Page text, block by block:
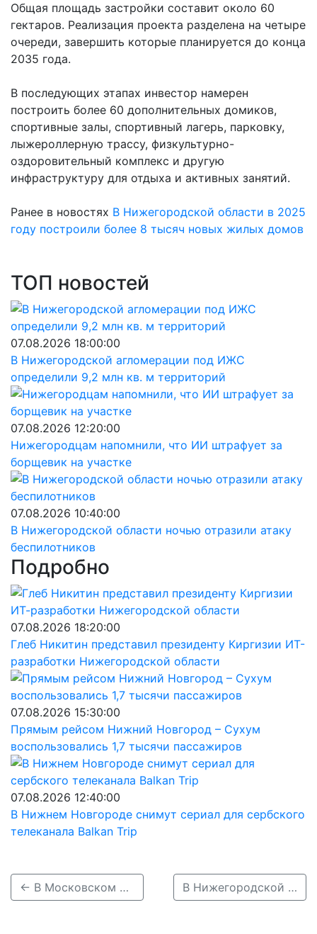
Общая площадь застройки составит около 60
гектаров. Реализация проекта разделена на четыре
очереди, завершить которые планируется до конца
2035 года.
В последующих этапах инвестор намерен
построить более 60 дополнительных домиков,
спортивные залы, спортивный лагерь, парковку,
лыжероллерную трассу, физкультурно-
оздоровительный комплекс и другую
инфраструктуру для отдыха и активных занятий.
Ранее в новостях В Нижегородской области в 2025
году построили более 8 тысяч новых жилых домов
ТОП новостей
07.08.2026 18:00:00
В Нижегородской агломерации под ИЖС
определили 9,2 млн кв. м территорий
07.08.2026 12:20:00
Нижегородцам напомнили, что ИИ штрафует за
борщевик на участке
07.08.2026 10:40:00
В Нижегородской области ночью отразили атаку
беспилотников
Подробно
07.08.2026 18:20:00
Глеб Никитин представил президенту Киргизии ИТ-
разработки Нижегородской области
07.08.2026 15:30:00
Прямым рейсом Нижний Новгород – Сухум
воспользовались 1,7 тысячи пассажиров
07.08.2026 12:40:00
В Нижнем Новгороде снимут сериал для сербского
телеканала Balkan Trip
← В Московском районе Нижнего Новгорода подписали договор о КРТ на ул. Гвардейцев В Нижегородской области в феврале пройдут 33 ярмарки «Покупайте нижегородское» →